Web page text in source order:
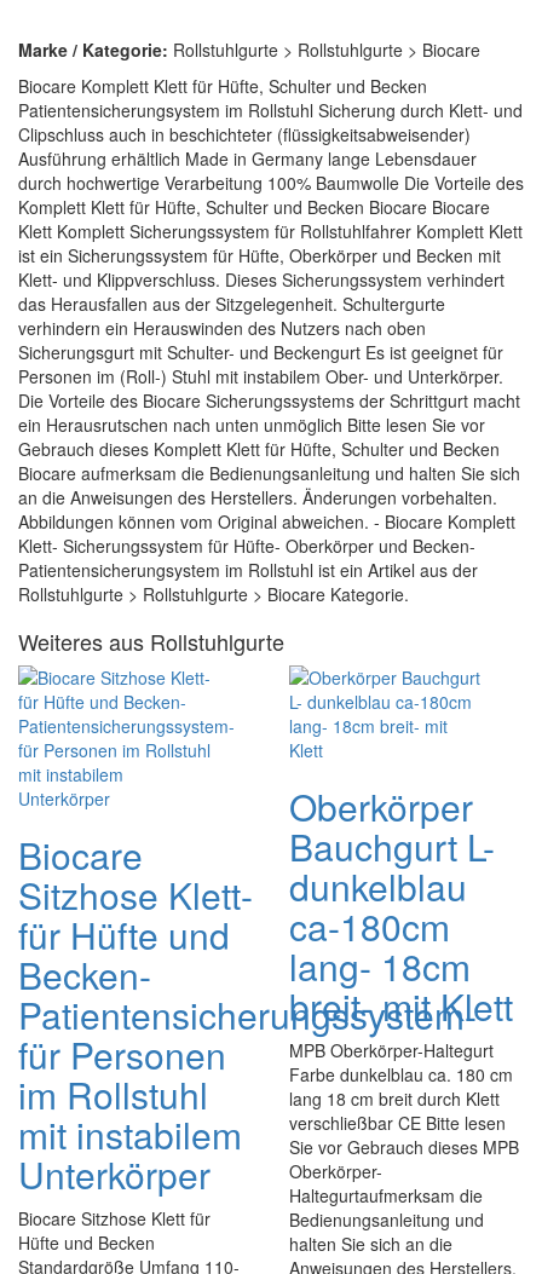
Marke / Kategorie: Rollstuhlgurte > Rollstuhlgurte > Biocare
Biocare Komplett Klett für Hüfte, Schulter und Becken
Patientensicherungsystem im Rollstuhl Sicherung durch Klett- und
Clipschluss auch in beschichteter (flüssigkeitsabweisender)
Ausführung erhältlich Made in Germany lange Lebensdauer
durch hochwertige Verarbeitung 100% Baumwolle Die Vorteile des
Komplett Klett für Hüfte, Schulter und Becken Biocare Biocare
Klett Komplett Sicherungssystem für Rollstuhlfahrer Komplett Klett
ist ein Sicherungssystem für Hüfte, Oberkörper und Becken mit
Klett- und Klippverschluss. Dieses Sicherungssystem verhindert
das Herausfallen aus der Sitzgelegenheit. Schultergurte
verhindern ein Herauswinden des Nutzers nach oben
Sicherungsgurt mit Schulter- und Beckengurt Es ist geeignet für
Personen im (Roll-) Stuhl mit instabilem Ober- und Unterkörper.
Die Vorteile des Biocare Sicherungssystems der Schrittgurt macht
ein Herausrutschen nach unten unmöglich Bitte lesen Sie vor
Gebrauch dieses Komplett Klett für Hüfte, Schulter und Becken
Biocare aufmerksam die Bedienungsanleitung und halten Sie sich
an die Anweisungen des Herstellers. Änderungen vorbehalten.
Abbildungen können vom Original abweichen. - Biocare Komplett
Klett- Sicherungssystem für Hüfte- Oberkörper und Becken-
Patientensicherungsystem im Rollstuhl ist ein Artikel aus der
Rollstuhlgurte > Rollstuhlgurte > Biocare Kategorie.
Weiteres aus Rollstuhlgurte
Biocare
Sitzhose Klett-
für Hüfte und
Becken-
Patientensicherungssystem-
für Personen
im Rollstuhl
mit instabilem
Unterkörper
Biocare Sitzhose Klett für
Hüfte und Becken
Standardgröße Umfang 110-
Oberkörper
Bauchgurt L-
dunkelblau
ca-180cm
lang- 18cm
breit- mit Klett
MPB Oberkörper-Haltegurt
Farbe dunkelblau ca. 180 cm
lang 18 cm breit durch Klett
verschließbar CE Bitte lesen
Sie vor Gebrauch dieses MPB
Oberkörper-
Haltegurtaufmerksam die
Bedienungsanleitung und
halten Sie sich an die
Anweisungen des Herstellers.